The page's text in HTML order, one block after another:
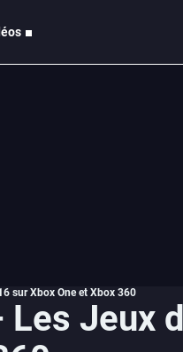
sur Xbox One et Xbox 360
Jeux